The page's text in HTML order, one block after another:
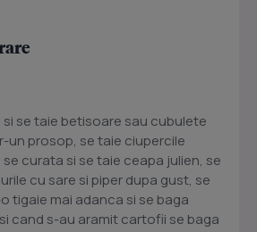
se taie betisoare sau cubulete
un prosop, se taie ciupercile
curata si se taie ceapa julien, se
cu sare si piper dupa gust, se
tigaie mai adanca si se baga
cand s-au aramit cartofii se baga